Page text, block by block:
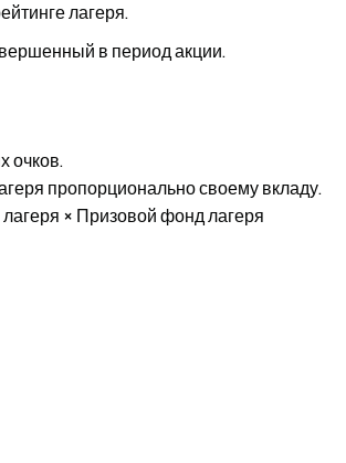
лагеря.
в период акции.
очков.
пропорционально своему вкладу.
× Призовой фонд лагеря